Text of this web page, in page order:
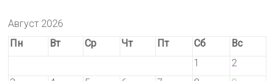
Август 2026
Пн
Вт Ср Чт Пт Сб
Вс
1
2